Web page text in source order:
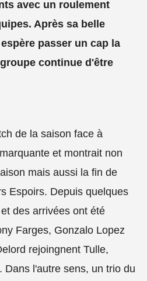
avec un roulement
Après sa belle
passer un cap la
continue d'être
de la saison face à
et montrait non
mais aussi la fin de
Espoirs. Depuis quelques
des arrivées ont été
Farges, Gonzalo Lopez
rejoingnent Tulle,
Dans l'autre sens, un trio du